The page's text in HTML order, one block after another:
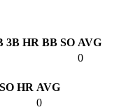
3B HR BB SO AVG
0
SO HR AVG
0